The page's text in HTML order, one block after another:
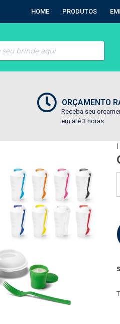
HOME PRODUTOS
ORÇAMENTO
Receba seu
em até 3 horas